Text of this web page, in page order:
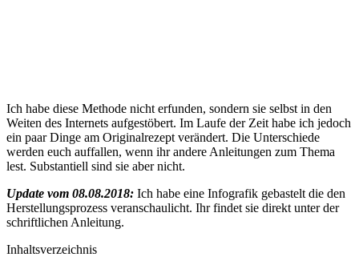
Ich habe diese Methode nicht erfunden, sondern sie selbst in den
Weiten des Internets aufgestöbert. Im Laufe der Zeit habe ich jedoch
ein paar Dinge am Originalrezept verändert. Die Unterschiede
werden euch auffallen, wenn ihr andere Anleitungen zum Thema
lest. Substantiell sind sie aber nicht.
Update vom 08.08.2018: Ich habe eine Infografik gebastelt die den
Herstellungsprozess veranschaulicht. Ihr findet sie direkt unter der
schriftlichen Anleitung.
Inhaltsverzeichnis